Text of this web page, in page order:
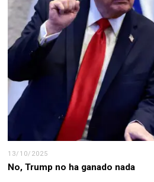
13/10/2025
No, Trump no ha ganado nada